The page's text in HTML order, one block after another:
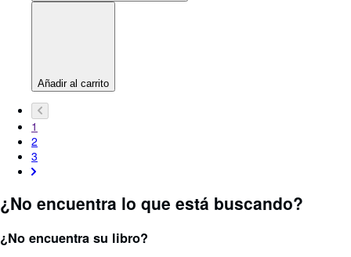
Añadir al carrito
1
2
3
¿No encuentra lo que está buscando?
¿No encuentra su libro?